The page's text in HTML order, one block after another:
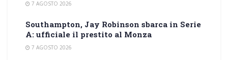
7 AGOSTO 2026
Southampton, Jay Robinson sbarca in Serie
A: ufficiale il prestito al Monza
7 AGOSTO 2026